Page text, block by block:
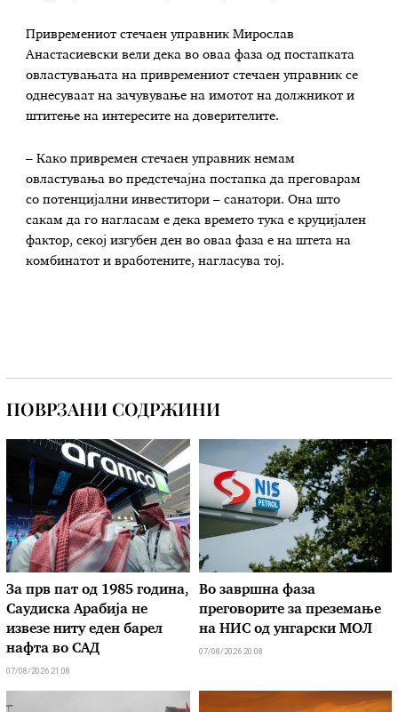
Привремениот стечаен управник Мирослав
Анастасиевски вели дека во оваа фаза од постапката
овластувањата на привремениот стечаен управник се
однесуваат на зачувување на имотот на должникот и
штитење на интересите на доверителите.
– Како привремен стечаен управник немам
овластувања во предстечајна постапка да преговарам
со потенцијални инвеститори – санатори. Она што
сакам да го нагласам е дека времето тука е круцијален
фактор, секој изгубен ден во оваа фаза е на штета на
комбинатот и вработените, нагласува тој.
ПОВРЗАНИ СОДРЖИНИ
За прв пат од 1985 година,
Саудиска Арабија не
извезе ниту еден барел
нафта во САД
07/08/2026 21:08
Во завршна фаза
преговорите за преземање
на НИС од унгарски МОЛ
07/08/2026 20:08